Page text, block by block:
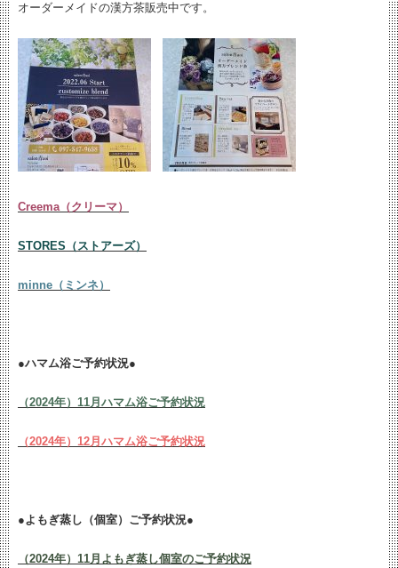
オーダーメイドの漢方茶販売中です。
Creema（クリーマ）
STORES（ストアーズ）
minne（ミンネ）
●ハマム浴ご予約状況●
（2024年）11月ハマム浴ご予約状況
（2024年）12月ハマム浴ご予約状況
●よもぎ蒸し（個室）ご予約状況●
（2024年）11月よもぎ蒸し個室のご予約状況